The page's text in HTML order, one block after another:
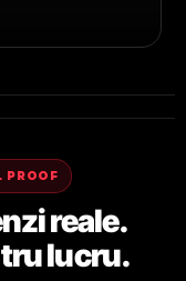
PROOF
reale.
lucru.